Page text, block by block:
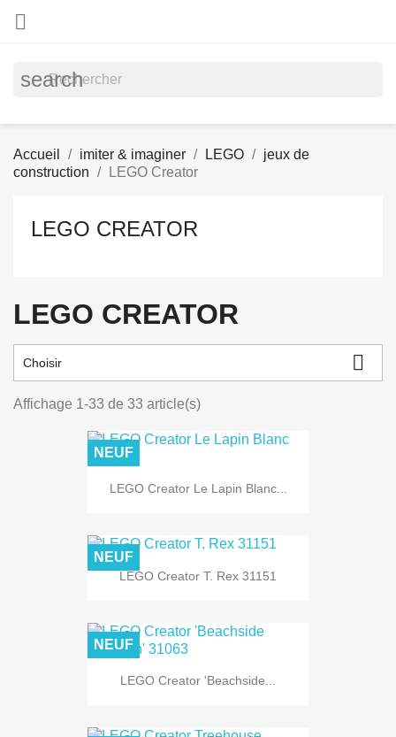

search
Accueil imiter & imaginer LEGO
jeux de
construction
LEGO Creator
LEGO CREATOR
LEGO CREATOR
Choisir 
Affichage 1-33 de 33 article(s)
LEGO Creator Le Lapin Blanc...
NEUF
LEGO Creator T. Rex 31151
NEUF
LEGO Creator 'Beachside...
NEUF